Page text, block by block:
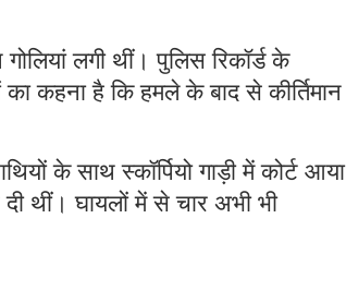
लगी थीं। पुलिस रिकॉर्ड के
कहना है कि हमले के बाद से कीर्तिमान
के साथ स्कॉर्पियो गाड़ी में कोर्ट आया
दी थीं। घायलों में से चार अभी भी